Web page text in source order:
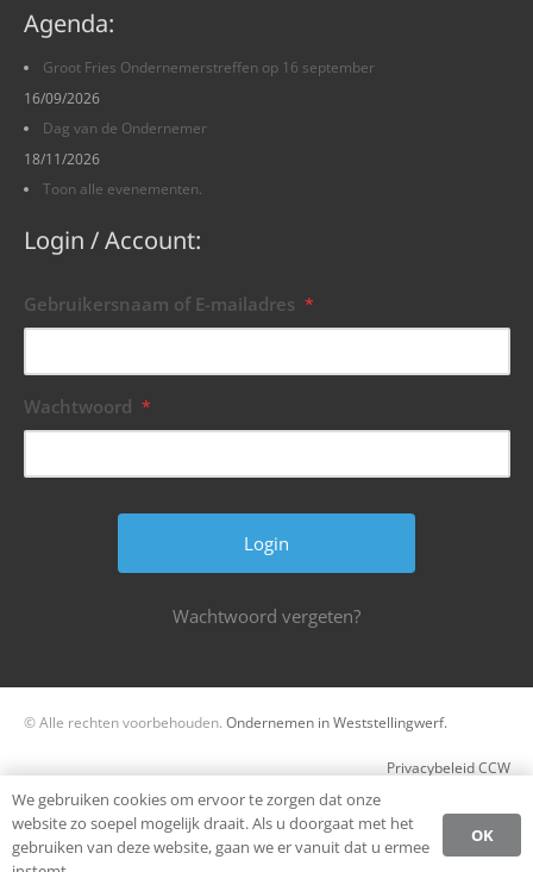
Agenda:
Groot Fries Ondernemerstreffen op 16 september
16/09/2026
Dag van de Ondernemer
18/11/2026
Toon alle evenementen.
Login / Account:
Gebruikersnaam of E-mailadres *
Wachtwoord *
Wachtwoord vergeten?
© Alle rechten voorbehouden. Ondernemen in Weststellingwerf.
Privacybeleid CCW
Register
Login
We gebruiken cookies om ervoor te zorgen dat onze
website zo soepel mogelijk draait. Als u doorgaat met het
gebruiken van deze website, gaan we er vanuit dat u ermee
OK